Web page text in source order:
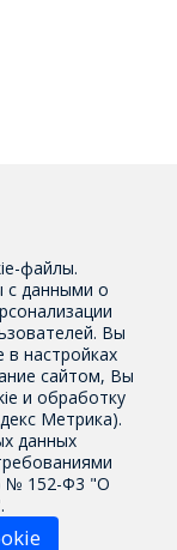
файлы.
с данными о
Вы
настройках
сайтом, Вы
и обработку
Метрика).
данных
№ 152-Ф3 "О